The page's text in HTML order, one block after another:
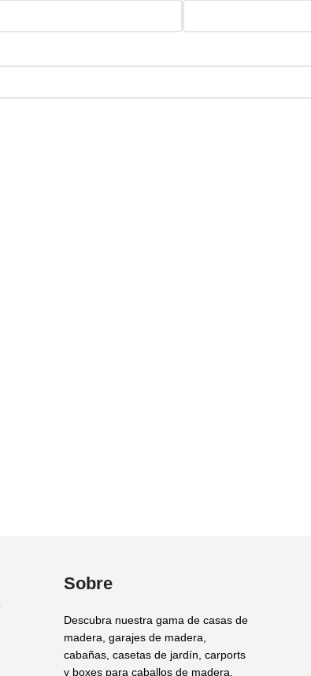
Sobre
Descubra nuestra gama de casas de
madera, garajes de madera,
cabañas, casetas de jardín, carports
y boxes para caballos de madera,